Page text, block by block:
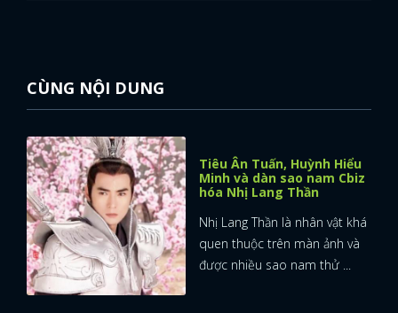
CÙNG NỘI DUNG
Tiêu Ân Tuấn, Huỳnh Hiểu
Minh và dàn sao nam Cbiz
hóa Nhị Lang Thần
Nhị Lang Thần là nhân vật khá
quen thuộc trên màn ảnh và
được nhiều sao nam thử ...